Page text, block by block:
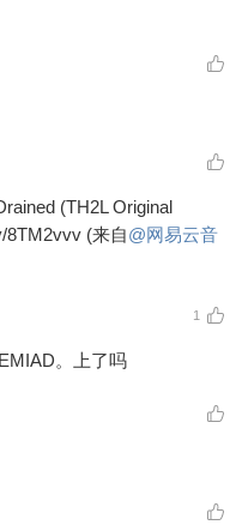
(TH2L Original
8TM2vvv (来自@网易云音
1
。上了吗